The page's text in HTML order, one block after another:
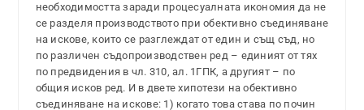
необходимостта заради процесуалната икономия да не
се разделя производството при обективно съединяване
на искове, които се разглеждат от един и същ съд, но
по различен съдопроизводствен ред – единият от тях
по предвидения в чл. 310, ал. 1ГПК, а другият – по
общия исков ред. И в двете хипотези на обективно
съединяване на искове: 1) когато това става по почин